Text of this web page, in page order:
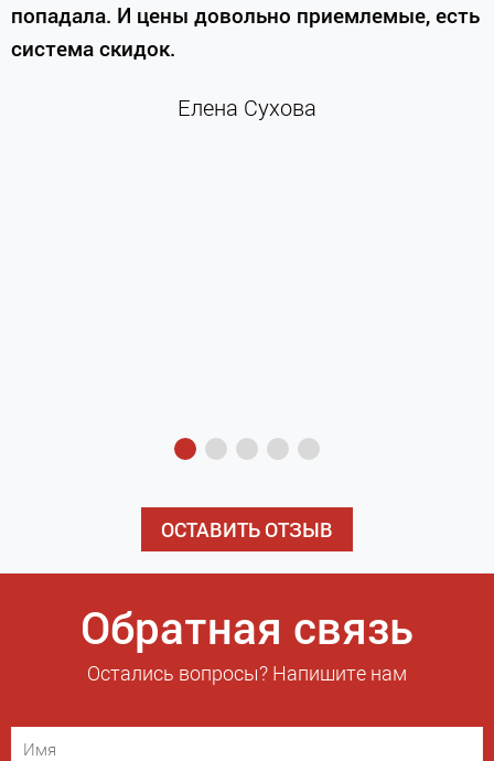
попадала. И цены довольно приемлемые, есть
система скидок.
Елена Сухова
ОСТАВИТЬ ОТЗЫВ
Обратная связь
Остались вопросы? Напишите нам